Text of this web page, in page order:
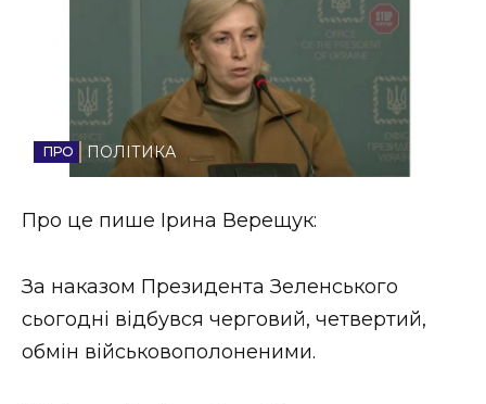
Спорт
Стиль життя
Втрачений Ужгород
Втрачений Ужгород (відеоверсія)
ЗАКАРПАТСЬКІ НОВИНИ
ПОЛІТИКА
Про це пише Ірина Верещук:
За наказом Президента Зеленського
сьогодні відбувся черговий, четвертий,
обмін військовополоненими.